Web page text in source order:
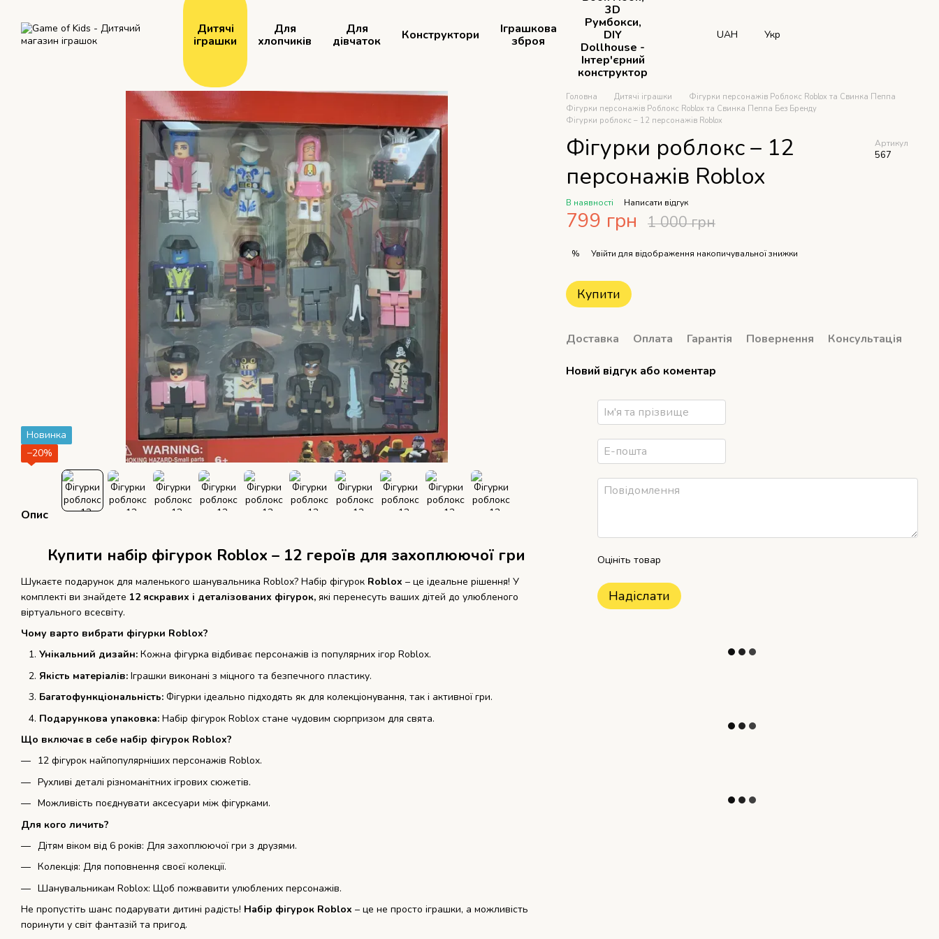
Дитячі
іграшки
Для
хлопчиків
Для
дівчаток
Конструктори
Іграшкова
зброя
3D
Румбокси,
DIY
Dollhouse -
Інтер'єрний
конструктор
UAH Укр
Новинка
−20%
Опис
Купити набір фігурок Roblox – 12 героїв для захоплюючої гри
Шукаєте подарунок для маленького шанувальника Roblox? Набір фігурок Roblox – це ідеальне рішення! У
комплекті ви знайдете 12 яскравих і деталізованих фігурок, які перенесуть ваших дітей до улюбленого
віртуального всесвіту.
Чому варто вибрати фігурки Roblox?
Унікальний дизайн: Кожна фігурка відбиває персонажів із популярних ігор Roblox.
Якість матеріалів: Іграшки виконані з міцного та безпечного пластику.
Багатофункціональність: Фігурки ідеально підходять як для колекціонування, так і активної гри.
Подарункова упаковка: Набір фігурок Roblox стане чудовим сюрпризом для свята.
Що включає в себе набір фігурок Roblox?
12 фігурок найпопулярніших персонажів Roblox.
Рухливі деталі різноманітних ігрових сюжетів.
Можливість поєднувати аксесуари між фігурками.
Для кого личить?
Дітям віком від 6 років: Для захоплюючої гри з друзями.
Колекція: Для поповнення своєї колекції.
Шанувальникам Roblox: Щоб пожвавити улюблених персонажів.
Не пропустіть шанс подарувати дитині радість! Набір фігурок Roblox – це не просто іграшки, а можливість
поринути у світ фантазій та пригод.
Головна Дитячі іграшки
Фігурки персонажів Роблокс Roblox та Свинка Пеппа
Фігурки персонажів Роблокс Roblox та Свинка Пеппа Без Бренду
Фігурки роблокс – 12 персонажів Roblox
Фігурки роблокс – 12
персонажів Roblox
Артикул
567
В наявності Написати відгук
799 грн 1 000 грн
% Увійти для відображення накопичувальної знижки
Купити
Доставка Оплата Гарантія Повернення Консультація
Новий відгук або коментар
Оцініть товар
Надіслати